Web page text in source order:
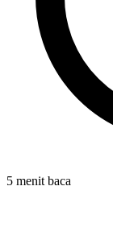
5 menit baca